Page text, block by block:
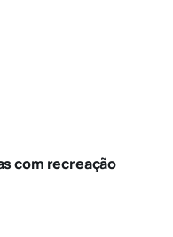
com recreação